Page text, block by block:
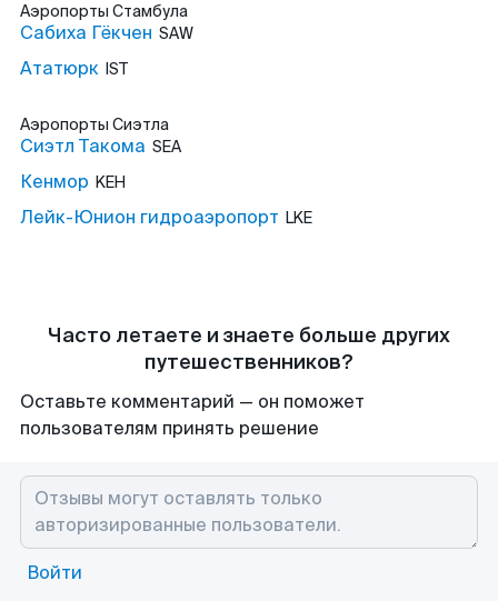
Аэропорты Стамбула
Сабиха Гёкчен SAW
Ататюрк IST
Аэропорты Сиэтла
Сиэтл Такома SEA
Кенмор KEH
Лейк-Юнион гидроаэропорт LKE
Часто летаете и знаете больше других
путешественников?
Оставьте комментарий — он поможет
пользователям принять решение
Войти